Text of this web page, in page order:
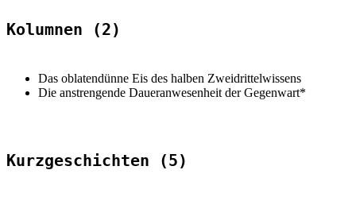
Kolumnen (2)
Das oblatendünne Eis des halben Zweidrittelwissens
Die anstrengende Daueranwesenheit der Gegenwart*
Kurzgeschichten (5)